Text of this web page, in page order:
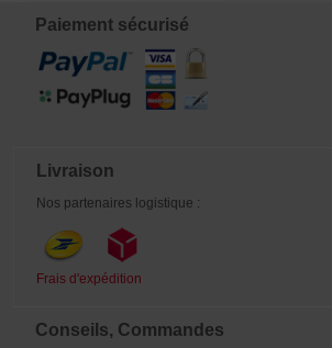
renommées du Japon Mr
kawasaki. Vendu sans tablette.
Photo de janvier 2026.
pas de fortes plaies de tailles ou
racinaire. Origine Pépinière de
Maitre Murakawa. Rempoté en
akadama en mars 2024. Vendu
tablette. Photo de janvier 2026.
Paiement sécurisé
Livraison
Nos partenaires logistique :
Frais d'expédition
Conseils, Commandes